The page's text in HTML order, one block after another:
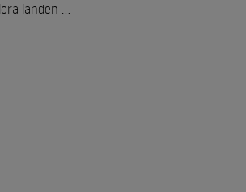
landen ...